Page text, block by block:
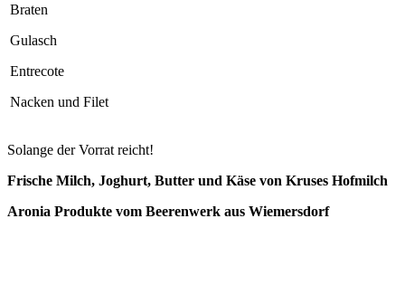
Braten
Gulasch
Entrecote
Nacken und Filet
Solange der Vorrat reicht!
Frische Milch, Joghurt, Butter und Käse von Kruses Hofmilch
Aronia Produkte vom Beerenwerk aus Wiemersdorf